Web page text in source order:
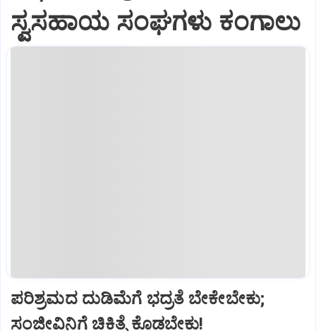
ಸ್ವಸಹಾಯ ಸಂಘಗಳು ಕಂಗಾಲು
ಪರಿಶ್ರಮದ ದುಡಿಮೆಗೆ ಭದ್ರತೆ ಬೇಕೇಬೇಕು;
ಸಂಜೀವಿನಿಗೆ ಚಿಕಿತ್ಸೆ ಕೊಡಬೇಕು!